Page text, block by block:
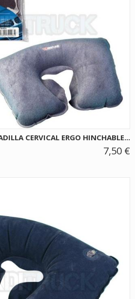
CERVICAL ERGO HINCHABLE...
7,50 €